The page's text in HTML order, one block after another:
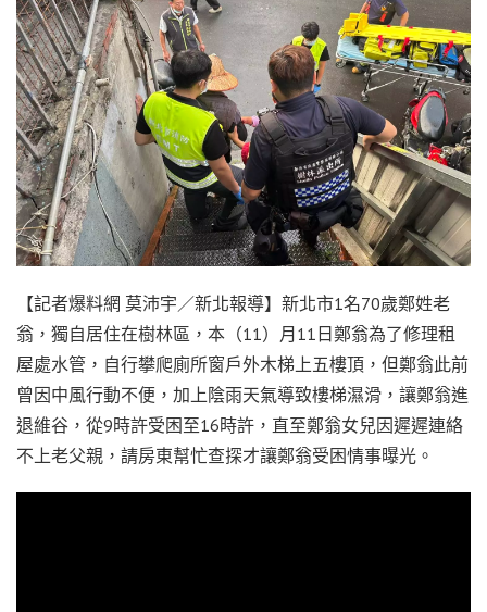
【記者爆料網 莫沛宇／新北報導】新北市1名70歲鄭姓老
翁，獨自居住在樹林區，本（11）月11日鄭翁為了修理租
屋處水管，自行攀爬廁所窗戶外木梯上五樓頂，但鄭翁此前
曾因中風行動不便，加上陰雨天氣導致樓梯濕滑，讓鄭翁進
退維谷，從9時許受困至16時許，直至鄭翁女兒因遲遲連絡
不上老父親，請房東幫忙查探才讓鄭翁受困情事曝光。